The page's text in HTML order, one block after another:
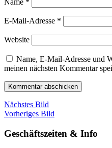
Name *
E-Mail-Adresse *
Website
Name, E-Mail-Adresse und
meinen nächsten Kommentar
Nächstes Bild
Vorheriges Bild
Geschäftszeiten & Info